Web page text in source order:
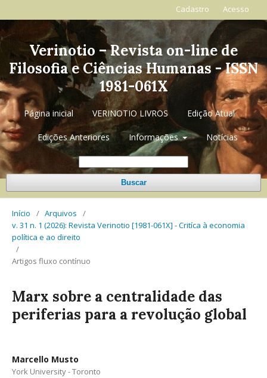
Verinotio – Revista on-line de
Filosofia e Ciências Humanas - ISSN
1981-061X
Página inicial VERINOTIO LIVROS Edição Atual
Edições Anteriores Informações Notícias
Buscar
Cadastro Acesso
Início / Arquivos
/
v. 31 n. 1 (2026): Revista Verinotio [1981-061X] - Critíca à economia
política e ao direito
/
Artigos fluxo contínuo
Marx sobre a centralidade das
periferias para a revolução global
Marcello Musto
York University - Toronto